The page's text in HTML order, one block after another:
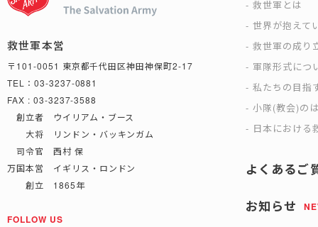
救世軍本営
〒101-0051 東京都千代田区神田神保町2-17
TEL：03-3237-0881
FAX : 03-3237-3588
創立者 ウイリアム・ブース
大将 リンドン・バッキンガム
司令官 西村 保
万国本営 イギリス・ロンドン
創立 1865年
FOLLOW US
救世軍とは
世界が抱えて
救世軍の成り
軍隊形式につ
私たちの目指
小隊(教会)の
日本における
よくあるご
お知らせ